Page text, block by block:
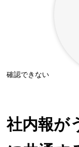
確認できない
社内報が